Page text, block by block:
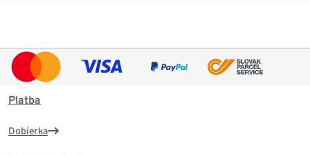
Platba
Dobierka